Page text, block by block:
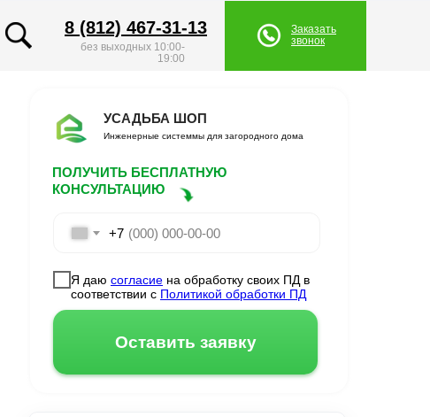
Заказать
звонок
без выходных 10:00-
19:00
8 (812) 467-31-13
Заказать
звонок
8 (812) 467-31-13
ПОЛУЧИТЬ БЕСПЛАТНУЮ
КОНСУЛЬТАЦИЮ
Оставить заявку
Инженерные системмы для загородного дома
+7
Я даю согласие на обработку своих ПД в
соответствии с Политикой обработки ПД
УСАДЬБА ШОП